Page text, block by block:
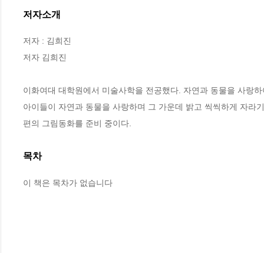
저자소개
저자 : 김희진
저자 김희진
이화여대 대학원에서 미술사학을 전공했다. 자연과 동물을 사랑
아이들이 자연과 동물을 사랑하며 그 가운데 밝고 씩씩하게 자라
편의 그림동화를 준비 중이다.
목차
이 책은 목차가 없습니다